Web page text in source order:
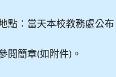
點：當天本校教務處公布
閱簡章(如附件) 。